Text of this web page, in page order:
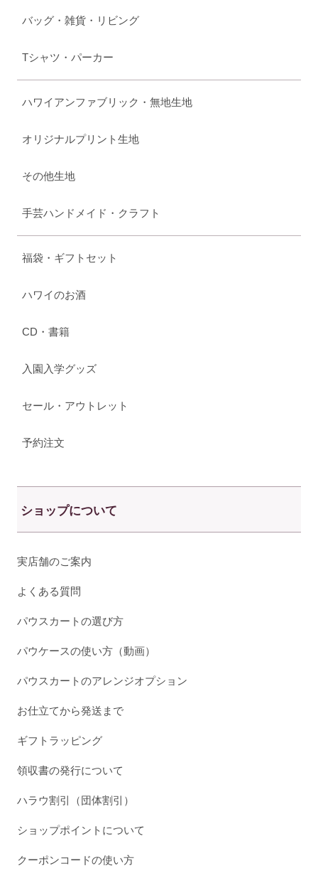
バッグ・雑貨・リビング
Tシャツ・パーカー
ハワイアンファブリック・無地生地
オリジナルプリント生地
その他生地
手芸ハンドメイド・クラフト
福袋・ギフトセット
ハワイのお酒
CD・書籍
入園入学グッズ
セール・アウトレット
予約注文
ショップについて
実店舗のご案内
よくある質問
パウスカートの選び方
パウケースの使い方（動画）
パウスカートのアレンジオプション
お仕立てから発送まで
ギフトラッピング
領収書の発行について
ハラウ割引（団体割引）
ショップポイントについて
クーポンコードの使い方